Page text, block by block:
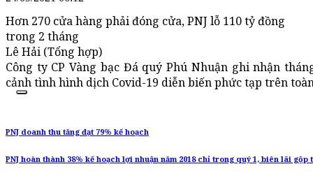
Hơn 270 cửa hàng phải đóng cửa, PNJ lỗ 110 tỷ đồng
trong 2 tháng
Lê Hải (Tổng hợp)
Công ty CP Vàng bạc Đá quý Phú Nhuận ghi nhận
cảnh tình hình dịch Covid-19 diễn biến phức tạp trên
PNJ doanh thu tăng đạt 79% kế hoạch
PNJ hoàn thành 38% kế hoạch lợi nhuận năm 2018 chỉ trong quý 1, biên lãi gộp